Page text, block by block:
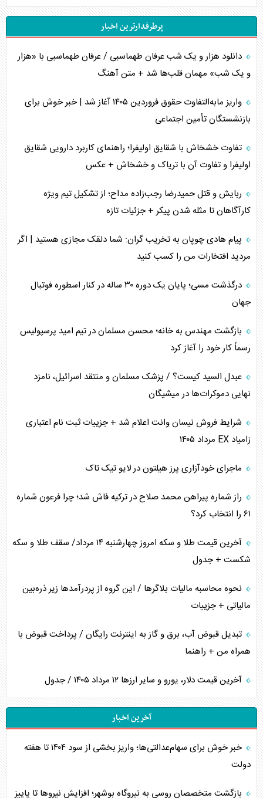
جاده ابریشم فضایی/ نفوذ راهبردی و فرازمینی چین
انصارالله و تثبیت معادله «محاصره برابر محاصره»
مصالحه نافرجام سعودی – اماراتی
محدودیت صادرات نفت عربستان
پشت‌پرده خشم ترامپ از رسانه‌های منتقد
چگونه مقاومت صحنه جنگ را تغییر می‌دهد؟
جنگ رمضان و معضل حضور نظامیان آمریکایی
تحلیل جامع پدیده تراستی‌ها
تأثیر جنگ ایران و آمریکا بر اقتصاد جهانی
اربعین، کابوس مشترک تل‌آویو-واشنگتن
پرطرفدارترین اخبار
دانلود هزار و یک شب عرفان طهماسبی / عرفان طهماسبی با «هزار
و یک شب» مهمان قلب‌ها شد + متن آهنگ
واریز مابه‌التفاوت حقوق فروردین ۱۴۰۵ آغاز شد | خبر خوش برای
بازنشستگان تأمین اجتماعی
تفاوت خشخاش با شقایق اولیفرا؛ راهنمای کاربرد دارویی شقایق
اولیفرا و تفاوت آن با تریاک و خشخاش + عکس
ربایش و قتل حمیدرضا رجب‌زاده مداح؛ از تشکیل تیم ویژه
کارآگاهان تا مثله شدن پیکر + جزئیات تازه
پیام هادی چوپان به تخریب گران: شما دلقک مجازی هستید | اگر
مردید افتخارات من را کسب کنید
درگذشت مسی؛ پایان یک دوره ۳۰ ساله در کنار اسطوره فوتبال
جهان
بازگشت مهندس به خانه؛ محسن مسلمان در تیم امید پرسپولیس
رسماً کار خود را آغاز کرد
عبدل السید کیست؟ / پزشک مسلمان و منتقد اسرائیل، نامزد
نهایی دموکرات‌ها در میشیگان
شرایط فروش نیسان وانت اعلام شد + جزییات ثبت نام اعتباری
زامیاد EX مرداد ۱۴۰۵
ماجرای خودآزاری پرز هیلتون در لایو تیک تاک
راز شماره پیراهن محمد صلاح در ترکیه فاش شد؛ چرا فرعون شماره
۶۱ را انتخاب کرد؟
آخرین قیمت طلا و سکه امروز چهارشنبه ۱۴ مرداد/ سقف طلا و سکه
شکست + جدول
نحوه محاسبه مالیات بلاگر‌ها / این گروه از پردرآمد‌ها زیر ذره‌بین
مالیاتی + جزییات
تبدیل قبوض آب، برق و گاز به اینترنت رایگان / پرداخت قبوض با
همراه من + راهنما
آخرین قیمت دلار، یورو و سایر ارز‌ها ۱۲ مرداد ۱۴۰۵ / جدول
آخرین اخبار
خبر خوش برای سهام‌عدالتی‌ها؛ واریز بخشی از سود ۱۴۰۴ تا هفته
دولت
بازگشت متخصصان روسی به نیروگاه بوشهر؛ افزایش نیروها تا پاییز